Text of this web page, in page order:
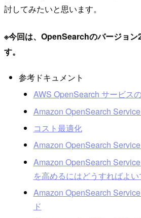
討してみたいと思います。
※今回は、OpenSearchのバージョン
す。
参考ドキュメント
AWS OpenSearch サービス
Amazon OpenSearch
コスト最適化
Amazon OpenSearch
Amazon OpenSearch
を高めるにはどうすればよ
Amazon OpenSearch
ド